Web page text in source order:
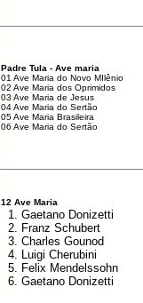
Padre Tula - Ave maria
01 Ave Maria do Novo MIlênio
02 Ave Maria dos Oprimidos
03 Ave Maria de Jesus
04 Ave Maria do Sertão
05 Ave Maria Brasileira
06 Ave Maria do Sertão
12 Ave Maria
1. Gaetano Donizetti
2. Franz Schubert
3. Charles Gounod
4. Luigi Cherubini
5. Felix Mendelssohn
6. Gaetano Donizetti